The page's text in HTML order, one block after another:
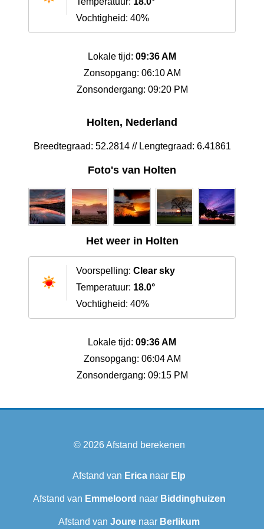
Vochtigheid: 40%
Lokale tijd: 09:36 AM
Zonsopgang: 06:10 AM
Zonsondergang: 09:20 PM
Holten, Nederland
Breedtegraad: 52.2814 // Lengtegraad: 6.41861
Foto's van Holten
Het weer in Holten
Voorspelling: Clear sky
Temperatuur: 18.0°
Vochtigheid: 40%
Lokale tijd: 09:36 AM
Zonsopgang: 06:04 AM
Zonsondergang: 09:15 PM
© 2026Afstand berekenen
Afstand van Erica naar Elp
Afstand van Emmeloord naar Biddinghuizen
Afstand van Joure naar Berlikum